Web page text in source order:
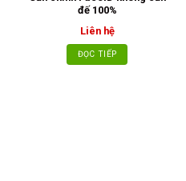
đế 100%
Liên hệ
ĐỌC TIẾP